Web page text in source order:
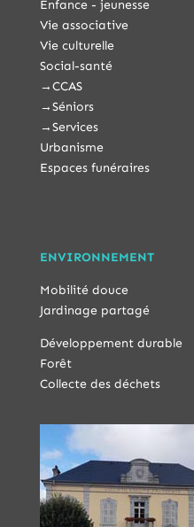
Enfance - jeunesse
Vie associative
Vie culturelle
Social-santé
→CCAS
→Séniors
→Services
Urbanisme
Espaces funéraires
ENVIRONNEMENT
Mobilité douce
Jardinage partagé
Développement durable
Forêt
Collecte des déchets